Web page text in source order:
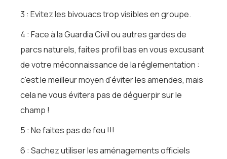
3 : Evitez les bivouacs trop visibles en groupe.
4 : Face à la Guardia Civil ou autres gardes de
parcs naturels, faites profil bas en vous excusant
de votre méconnaissance de la réglementation :
c'est le meilleur moyen d'éviter les amendes, mais
cela ne vous évitera pas de déguerpir sur le
champ !
5 : Ne faites pas de feu !!!
6 : Sachez utiliser les aménagements officiels